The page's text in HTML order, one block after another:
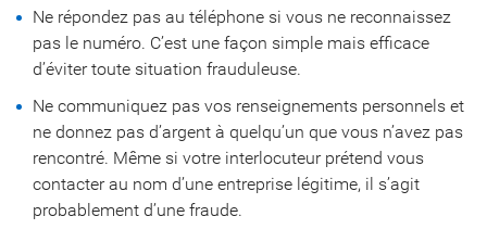
Ne répondez pas au téléphone si vous ne reconnaissez
pas le numéro. C’est une façon simple mais efficace
d’éviter toute situation frauduleuse.
Ne communiquez pas vos renseignements personnels et
ne donnez pas d’argent à quelqu’un que vous n’avez pas
rencontré. Même si votre interlocuteur prétend vous
contacter au nom d’une entreprise légitime, il s’agit
probablement d’une fraude.